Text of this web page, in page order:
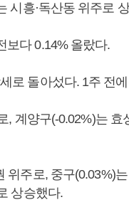
시흥·독산동 위주로
보다 0.14% 올랐다.
로 돌아섰다. 1주 전
, 계양구(-0.02%)는
위주로, 중구(0.03%)
상승했다.